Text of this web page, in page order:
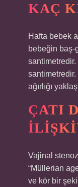
KAÇ
Hafta bebek
bebeğin baş-
ağırlığı
ÇATI
Vajinal
“Müllerian
ve kör bir